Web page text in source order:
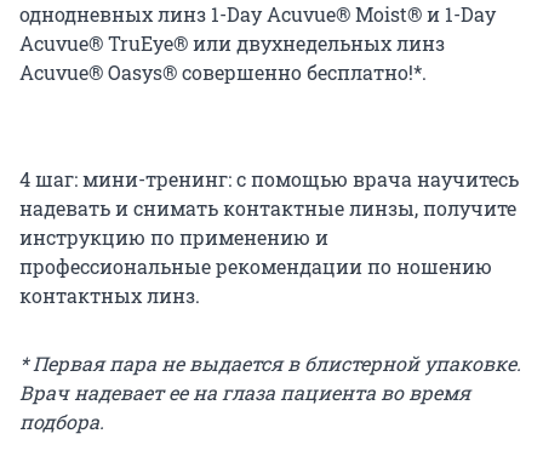
однодневных линз 1-Day Acuvue® Moist® и 1-Day
Acuvue® TruEye® или двухнедельных линз
Acuvue® Oasys® совершенно бесплатно!*.
4 шаг: мини-тренинг: с помощью врача научитесь
надевать и снимать контактные линзы, получите
инструкцию по применению и
профессиональные рекомендации по ношению
контактных линз.
* Первая пара не выдается в блистерной упаковке.
Врач надевает ее на глаза пациента во время
подбора.